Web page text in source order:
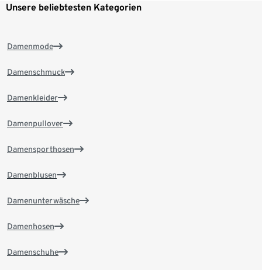
Unsere beliebtesten Kategorien
Damenmode
Damenschmuck
Damenkleider
Damenpullover
Damensporthosen
Damenblusen
Damenunterwäsche
Damenhosen
Damenschuhe